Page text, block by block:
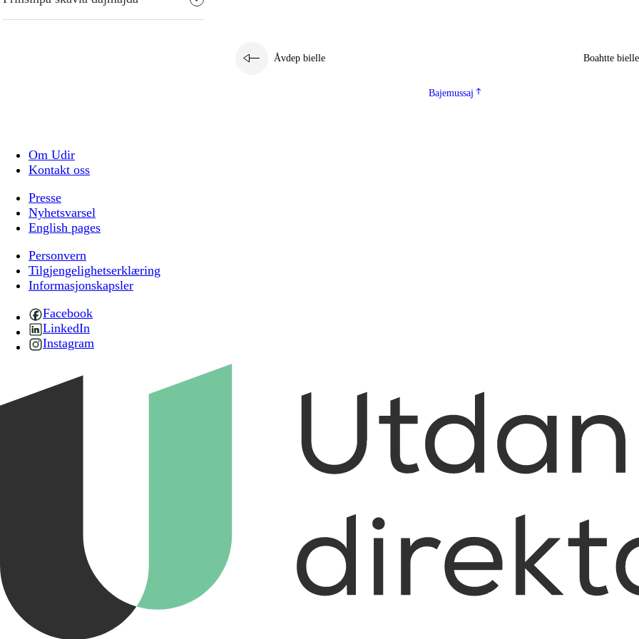
Åvdep bielle Boahtte bielle
Bajemussaj
Om Udir
Kontakt oss
Presse
Nyhetsvarsel
English pages
Personvern
Tilgjengelighetserklæring
Informasjonskapsler
Facebook
LinkedIn
Instagram